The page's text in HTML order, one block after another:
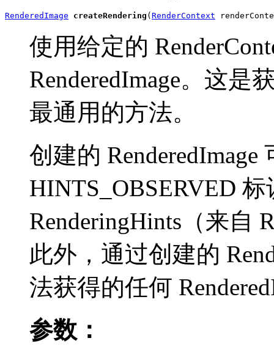
RenderedImage createRendering ( RenderContext
使用给定的
RenderedImage。这是
最通用的方法。
创建的
HINTS_OBSERVED
RenderingHints（来自
此外，通过创建的
法获得的任何
参数：